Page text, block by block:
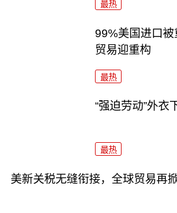
最热
99%美国进口
贸易迎重构
最热
“强迫劳动”外衣
最热
美新关税无缝衔接，全球贸易再